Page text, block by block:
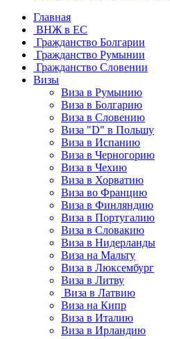
Главная
ВНЖ в ЕС
Гражданство Болгарии
Гражданство Румынии
Гражданство Словении
Визы
Виза в Румынию
Виза в Болгарию
Виза в Словению
Виза "D" в Польшу
Виза в Испанию
Виза в Черногорию
Виза в Чехию
Виза в Хорватию
Виза во Францию
Виза в Финляндию
Виза в Португалию
Виза в Словакию
Виза в Нидерланды
Виза на Мальту
Виза в Люксембург
Виза в Литву
Виза в Латвию
Виза на Кипр
Виза в Италию
Виза в Ирландию